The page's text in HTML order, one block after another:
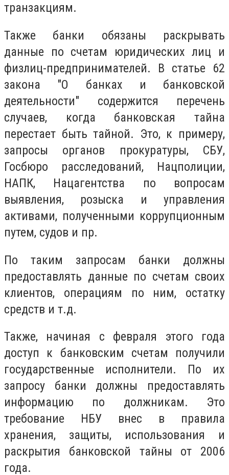
транзакциям.
Также банки обязаны раскрывать
данные по счетам юридических лиц и
физлиц-предпринимателей. В статье 62
закона "О банках и банковской
деятельности" содержится перечень
случаев, когда банковская тайна
перестает быть тайной. Это, к примеру,
запросы органов прокуратуры, СБУ,
Госбюро расследований, Нацполиции,
НАПК, Нацагентства по вопросам
выявления, розыска и управления
активами, полученными коррупционным
путем, судов и пр.
По таким запросам банки должны
предоставлять данные по счетам своих
клиентов, операциям по ним, остатку
средств и т.д.
Также, начиная с февраля этого года
доступ к банковским счетам получили
государственные исполнители. По их
запросу банки должны предоставлять
информацию по должникам. Это
требование НБУ внес в правила
хранения, защиты, использования и
раскрытия банковской тайны от 2006
года.